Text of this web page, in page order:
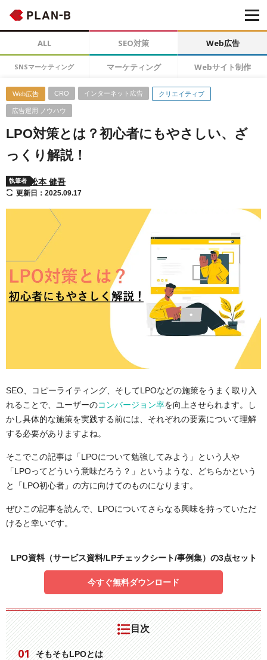
ALL SEO対策 Web広告
SNSマーケティング マーケティング Webサイト制作
Web広告 CRO インターネット広告 クリエイティブ
広告運用 ノウハウ
LPO対策とは？初心者にもやさしい、ざ
っくり解説！
執筆者 松本 健吾
更新日：2025.09.17
SEO、コピーライティング、そしてLPOなどの施策をうまく取り入
れることで、ユーザーのコンバージョン率を向上させられます。し
かし具体的な施策を実践する前には、それぞれの要素について理解
する必要がありますよね。
そこでこの記事は「LPOについて勉強してみよう」という人や
「LPOってどういう意味だろう？」というような、どちらかという
と「LPO初心者」の方に向けてのものになります。
ぜひこの記事を読んで、LPOについてさらなる興味を持っていただ
けると幸いです。
LPO資料（サービス資料/LPチェックシート/事例集）の3点セット
今すぐ無料ダウンロード
目次
そもそもLPOとは